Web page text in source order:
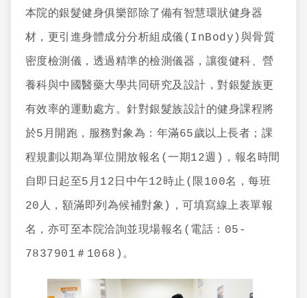
本院的銀髮健身俱樂部除了備有智慧環狀健身器
材，更引進身體成分分析組成儀(InBody)與骨質
密度檢測儀，透過精準的檢測儀器，讓復健科、營
養科與中國醫藥大學共同研究及設計，對銀髮族更
有效率的運動處方。針對銀髮族設計的健身課程將
於5月開跑，服務對象為：年滿65歲以上長者；課
程規劃以期為單位開放報名(一期12週)，報名時間
自即日起至5月12日中午12時止(限100名，每班
20人，額滿即列為候補對象)，可填寫線上表單報
名，亦可至本院洽詢並現場報名(電話：05-
7837901＃1068)。